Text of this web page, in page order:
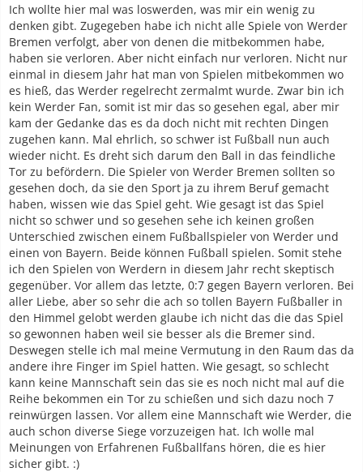
Ich wollte hier mal was loswerden, was mir ein wenig zu
denken gibt. Zugegeben habe ich nicht alle Spiele von Werder
Bremen verfolgt, aber von denen die mitbekommen habe,
haben sie verloren. Aber nicht einfach nur verloren. Nicht nur
einmal in diesem Jahr hat man von Spielen mitbekommen wo
es hieß, das Werder regelrecht zermalmt wurde. Zwar bin ich
kein Werder Fan, somit ist mir das so gesehen egal, aber mir
kam der Gedanke das es da doch nicht mit rechten Dingen
zugehen kann. Mal ehrlich, so schwer ist Fußball nun auch
wieder nicht. Es dreht sich darum den Ball in das feindliche
Tor zu befördern. Die Spieler von Werder Bremen sollten so
gesehen doch, da sie den Sport ja zu ihrem Beruf gemacht
haben, wissen wie das Spiel geht. Wie gesagt ist das Spiel
nicht so schwer und so gesehen sehe ich keinen großen
Unterschied zwischen einem Fußballspieler von Werder und
einen von Bayern. Beide können Fußball spielen. Somit stehe
ich den Spielen von Werdern in diesem Jahr recht skeptisch
gegenüber. Vor allem das letzte, 0:7 gegen Bayern verloren. Bei
aller Liebe, aber so sehr die ach so tollen Bayern Fußballer in
den Himmel gelobt werden glaube ich nicht das die das Spiel
so gewonnen haben weil sie besser als die Bremer sind.
Deswegen stelle ich mal meine Vermutung in den Raum das da
andere ihre Finger im Spiel hatten. Wie gesagt, so schlecht
kann keine Mannschaft sein das sie es noch nicht mal auf die
Reihe bekommen ein Tor zu schießen und sich dazu noch 7
reinwürgen lassen. Vor allem eine Mannschaft wie Werder, die
auch schon diverse Siege vorzuzeigen hat. Ich wolle mal
Meinungen von Erfahrenen Fußballfans hören, die es hier
sicher gibt. :)